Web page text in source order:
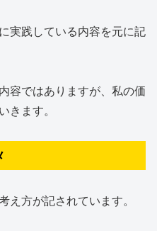
実践している内容を元に記
容ではありますが、私の価
きます。
え方が記されています。